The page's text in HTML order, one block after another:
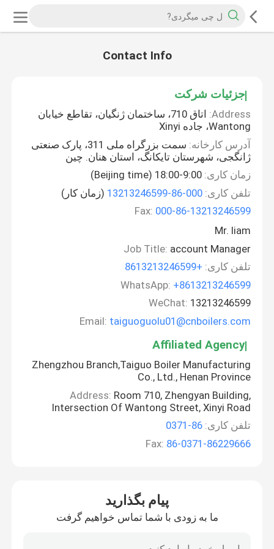
Contact Info
جزئیات شرکت
Address:
اتاق 710، ساختمان ژنگیان، تقاطع خیابان
Wantong، جاده Xinyi
آدرس کارخانه:
سمت بزرگراه ملی 311، پارک صنعتی
ژانگجی، شهرستان تایکانگ، استان هنان. چین
زمان کاری: 9:00-18:00 (Beijing time)
تلفن کاری: 000-86-13213246599
(زمان کار)
Fax: 000-86-13213246599
Mr. liam
Job Title: account Manager
تلفن کاری: +8613213246599
WhatsApp: +8613213246599
WeChat: 13213246599
Email: taiguoguolu01@cnboilers.com
Affiliated Agency
Zhengzhou Branch,Taiguo Boiler Manufacturing
Co., Ltd., Henan Province
Address: Room 710, Zhengyan Building,
Intersection Of Wantong Street, Xinyi Road
تلفن کاری: 86-0371
Fax: 86-0371-86229666
پیام بگذارید
ما به زودی با شما تماس خواهیم گرفت